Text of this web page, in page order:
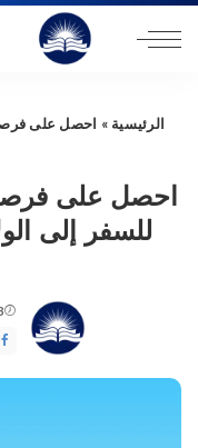
الرئيسية » احصل على فرصة حصرية:
احصل على
للسفر إلى